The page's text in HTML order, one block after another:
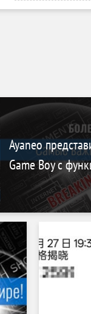
Ayaneo
Game Boy с